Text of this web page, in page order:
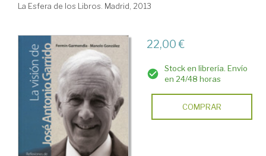
La Esfera de los Libros. Madrid, 2013
22,00 €
Stock en librería. Envío
en 24/48 horas
COMPRAR